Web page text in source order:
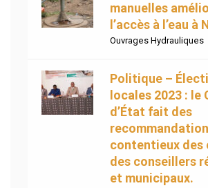
manuelles
l’accès à l’eau à
Ouvrages Hydrauliques
Politique –
locales 2023 : le
d’État fait des
contentieux des
des conseillers
et municipaux.